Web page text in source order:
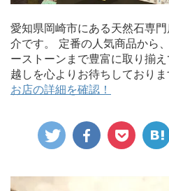
愛知県岡崎市にある天然石専
介です。 定番の人気商品から
ーストーンまで豊富に取り揃
越しを心よりお待ちしておりま
お店の詳細を確認！